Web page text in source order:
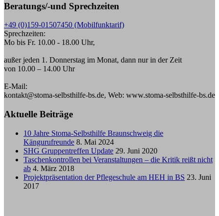
Beratungs/-und Sprechzeiten
+49 (0)159-01507450 (Mobilfunktarif)
Sprechzeiten:
Mo bis Fr. 10.00 - 18.00 Uhr,
außer jeden 1. Donnerstag im Monat, dann nur in der Zeit
von 10.00 – 14.00 Uhr
E-Mail:
kontakt@stoma-selbsthilfe-bs.de, Web: www.stoma-selbsthilfe-bs.de
Aktuelle Beiträge
10 Jahre Stoma-Selbsthilfe Braunschweig die
Kängurufreunde 8. Mai 2024
SHG Gruppentreffen Update 29. Juni 2020
Taschenkontrollen bei Veranstaltungen – die Kritik reißt nicht
ab 4. März 2018
Projektpräsentation der Pflegeschule am HEH in BS 23. Juni
2017